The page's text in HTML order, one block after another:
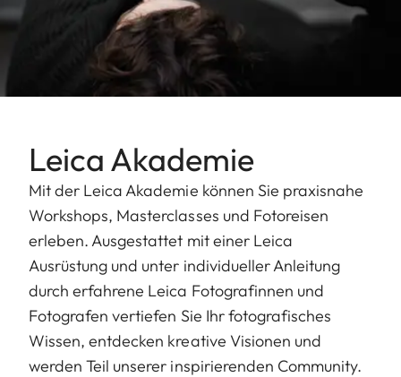
Leica Akademie
Mit der Leica Akademie können Sie praxisnahe
Workshops, Masterclasses und Fotoreisen
erleben. Ausgestattet mit einer Leica
Ausrüstung und unter individueller Anleitung
durch erfahrene Leica Fotografinnen und
Fotografen vertiefen Sie Ihr fotografisches
Wissen, entdecken kreative Visionen und
werden Teil unserer inspirierenden Community.